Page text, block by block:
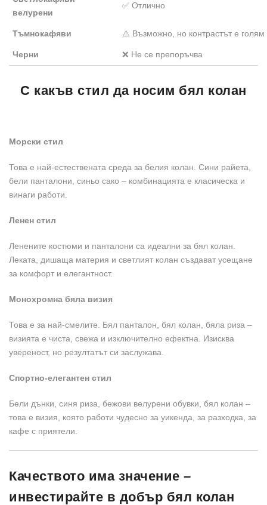
велурени
✅ Отлично
Тъмнокафяви ⚠️ Възможно, но контрастът е голям
Черни ❌ Не се препоръчва
С какъв стил да носим бял колан
Морски стил
Това е най-естествената среда за белия колан. Сини райета,
бели панталони, синьо сако – комбинацията е класическа и
винаги работи.
Ленен стил
Ленените костюми и панталони са идеални за бял колан.
Леката, дишаща материя и светлият колан създават усещане
за комфорт и елегантност.
Монохромна бяла визия
Това е за най-смелите. Бял панталон, бял колан, бяла риза –
визията е чиста, свежа и изключително ефектна. Изисква
увереност, но резултатът си заслужава.
Спортно-елегантен стил
Бели дънки, синя риза, бежови велурени обувки, бял колан –
това е визия, която работи чудесно за уикенда, за разходка, за
кафе с приятели.
Качеството има значение –
инвестирайте в добър бял колан